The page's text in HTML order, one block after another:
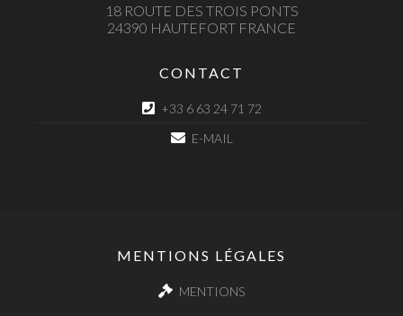
18 ROUTE DES TROIS PONTS
24390 HAUTEFORT FRANCE
CONTACT
+33 6 63 24 71 72
E-MAIL
MENTIONS LÉGALES
MENTIONS